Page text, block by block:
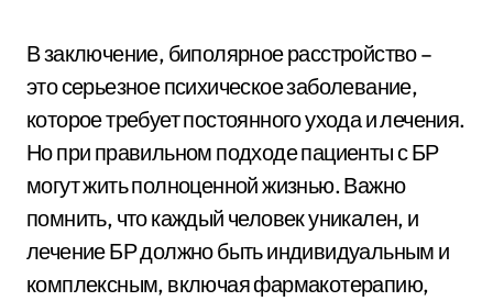
В заключение, биполярное расстройство –
это серьезное психическое заболевание,
которое требует постоянного ухода и лечения.
Но при правильном подходе пациенты с БР
могут жить полноценной жизнью. Важно
помнить, что каждый человек уникален, и
лечение БР должно быть индивидуальным и
комплексным, включая фармакотерапию,